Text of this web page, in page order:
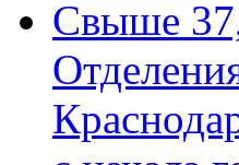
Свыше